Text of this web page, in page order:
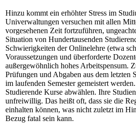
Hinzu kommt ein erhöhter Stress im
Univerwaltungen versuchen mit allen
vorgesehenen Zeit fortzuführen,
Situation von Hundertausenden
Schwierigkeiten der Onlinelehre (etwa
Voraussetzungen und überforderte
außergewöhnlich hohes Arbeitspensum.
Prüfungen und Abgaben aus dem letzten
im laufenden Semester gemeistert
Studierende Kurse abwählen. Ihre
unfreiwillig. Das heißt oft, dass sie die
einhalten können, was nicht zuletzt im
Bezug fatal sein kann.